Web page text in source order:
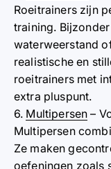
Roeitrainers zijn
training.
waterweerstand
realistische en
roeitrainers met
extra pluspunt.
6. Multipersen –
Multipersen
Ze maken
oefeningen zoals